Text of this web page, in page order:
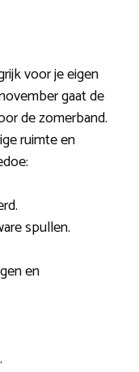
voor je eigen
gaat de
de zomerband.
ruimte en
spullen.
en